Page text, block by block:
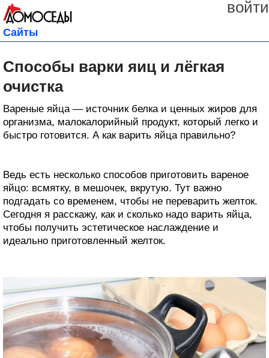
войти
Сайты
Способы варки яиц и лёгкая
очистка
Вареные яйца — источник белка и ценных жиров для
организма, малокалорийный продукт, который легко и
быстро готовится. А как варить яйца правильно?
Ведь есть несколько способов приготовить вареное
яйцо: всмятку, в мешочек, вкрутую. Тут важно
подгадать со временем, чтобы не переварить желток.
Сегодня я расскажу, как и сколько надо варить яйца,
чтобы получить эстетическое наслаждение и
идеально приготовленный желток.